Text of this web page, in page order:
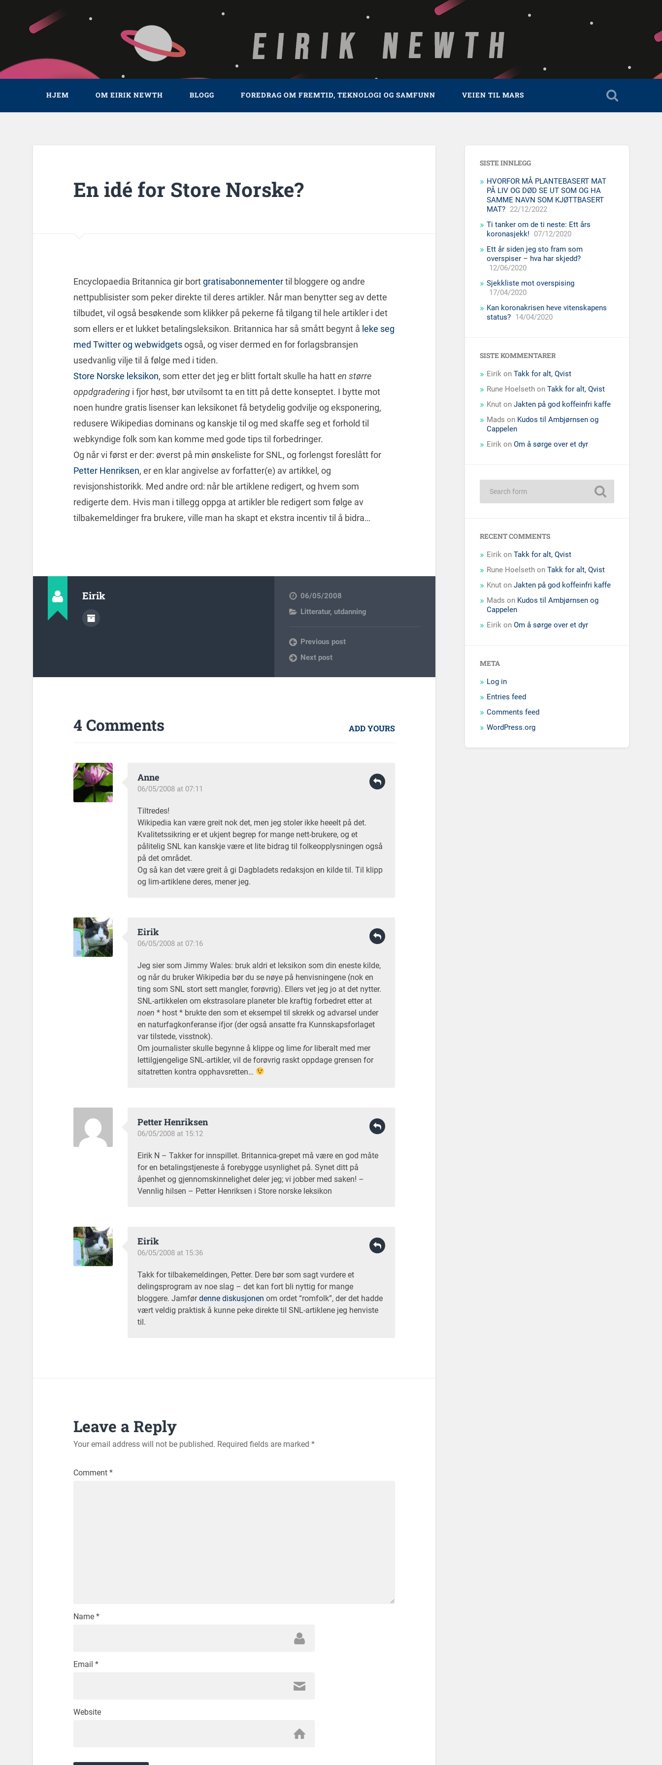
HJEM OM EIRIK NEWTH BLOGG FOREDRAG OM FREMTID, TEKNOLOGI OG SAMFUNN VEIEN TIL MARS
En idé for Store Norske?
Encyclopaedia Britannica gir bortgratisabonnementertil bloggere og andre
nettpublisister som peker direkte til deres artikler. Når man benytter seg av dette
tilbudet, vil også besøkende som klikker på pekerne få tilgang til hele artikler i det
som ellers er et lukket betalingsleksikon. Britannica har så smått begynt å leke seg
med Twitter og webwidgetsogså, og viser dermed en for forlagsbransjen
usedvanlig vilje til å følge med i tiden.
Store Norske leksikon, som etter det jeg er blitt fortalt skulle ha hatten større
oppdgraderingi fjor høst, bør utvilsomt ta en titt på dette konseptet. I bytte mot
noen hundre gratis lisenser kan leksikonet få betydelig godvilje og eksponering,
redusere Wikipedias dominans og kanskje til og med skaffe seg et forhold til
webkyndige folk som kan komme med gode tips til forbedringer.
Og når vi først er der: øverst på min ønskeliste for SNL, og forlengst foreslått for
Petter Henriksen, er en klar angivelse av forfatter(e) av artikkel, og
revisjonshistorikk. Med andre ord: når ble artiklene redigert, og hvem som
redigerte dem. Hvis man i tillegg oppga at artikler ble redigert som følge av
tilbakemeldinger fra brukere, ville man ha skapt et ekstra incentiv til å bidra…
Eirik
06/05/2008
Litteratur, utdanning
Previous post
Next post
4 Comments ADD YOURS
Anne
06/05/2008 at 07:11
Tiltredes!
Wikipedia kan være greit nok det, men jeg stoler ikke heeelt på det.
Kvalitetssikring er et ukjent begrep for mange nett-brukere, og et
pålitelig SNL kan kanskje være et lite bidrag til folkeopplysningen også
på det området.
Og så kan det være greit å gi Dagbladets redaksjon en kilde til. Til klipp
og lim-artiklene deres, mener jeg.
Eirik
06/05/2008 at 07:16
Jeg sier som Jimmy Wales: bruk aldri et leksikon som din eneste kilde,
og når du bruker Wikipedia bør du se nøye på henvisningene (nok en
ting som SNL stort sett mangler, forøvrig). Ellers vet jeg jo at det nytter.
SNL-artikkelen om ekstrasolare planeter ble kraftig forbedret etter at
noen * host * brukte den som et eksempel til skrekk og advarsel under
en naturfagkonferanse ifjor (der også ansatte fra Kunnskapsforlaget
var tilstede, visstnok).
Om journalister skulle begynne å klippe og lime forliberalt med mer
lettilgjengelige SNL-artikler, vil de forøvrig raskt oppdage grensen for
sitatretten kontra opphavsretten…
Petter Henriksen
06/05/2008 at 15:12
Eirik N – Takker for innspillet. Britannica-grepet må være en god måte
for en betalingstjeneste å forebygge usynlighet på. Synet ditt på
åpenhet og gjennomskinnelighet deler jeg; vi jobber med saken! –
Vennlig hilsen – Petter Henriksen i Store norske leksikon
Eirik
06/05/2008 at 15:36
Takk for tilbakemeldingen, Petter. Dere bør som sagt vurdere et
delingsprogram av noe slag – det kan fort bli nyttig for mange
bloggere. Jamførdenne diskusjonen om ordet “romfolk”, der det hadde
vært veldig praktisk å kunne peke direkte til SNL-artiklene jeg henviste
til.
Leave a Reply
Your email address will not be published. Required fields are marked *
Comment *
Name *
Email *
Website
SISTE INNLEGG
HVORFOR MÅ PLANTEBASERT MAT
PÅ LIV OG DØD SE UT SOM OG HA
SAMME NAVN SOM KJØTTBASERT
MAT? 22/12/2022
Ti tanker om de ti neste: Ett års
koronasjekk!
07/12/2020
Ett år siden jeg sto fram som
overspiser – hva har skjedd?
12/06/2020
Sjekkliste mot overspising
17/04/2020
Kan koronakrisen heve vitenskapens
status? 14/04/2020
SISTE KOMMENTARER
Eirik onTakk for alt, Qvist
Rune Hoelseth onTakk for alt, Qvist
Knut onJakten på god koffeinfri kaffe
Mads on Kudos til Ambjørnsen og
Cappelen
Eirik onOm å sørge over et dyr
RECENT COMMENTS
Eirik onTakk for alt, Qvist
Rune Hoelseth onTakk for alt, Qvist
Knut onJakten på god koffeinfri kaffe
Mads on Kudos til Ambjørnsen og
Cappelen
Eirik onOm å sørge over et dyr
META
Log in
Entries feed
Comments feed
WordPress.org